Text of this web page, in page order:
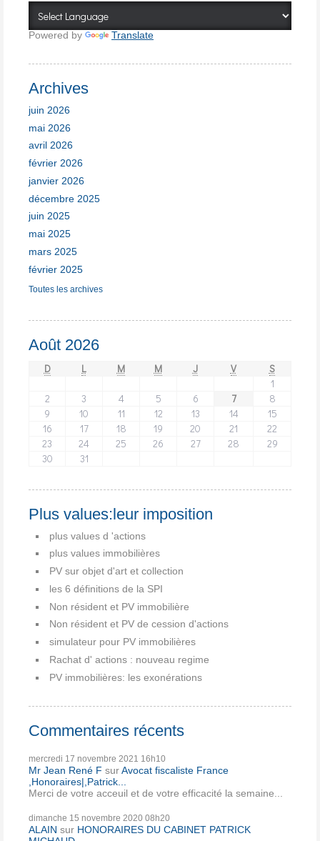
Powered by Translate
Archives
juin 2026
mai 2026
avril 2026
février 2026
janvier 2026
décembre 2025
juin 2025
mai 2025
mars 2025
février 2025
Toutes les archives
Août 2026
D L M M J V
S
1
2
3 4 5 6 7
8
9
10 11 12 13 14
15
16
17 18 19 20 21
22
23
24 25 26 27 28
29
30
31
Plus values:leur imposition
plus values d 'actions
plus values immobilières
PV sur objet d'art et collection
les 6 définitions de la SPI
Non résident et PV immobilière
Non résident et PV de cession d'actions
simulateur pour PV immobilières
Rachat d' actions : nouveau regime
PV immobilières: les exonérations
Commentaires récents
mercredi 17 novembre 2021 16h10
Mr Jean René F surAvocat fiscaliste France
,Honoraires|,Patrick...
Merci de votre acceuil et de votre efficacité la semaine...
dimanche 15 novembre 2020 08h20
ALAIN sur HONORAIRES DU CABINET PATRICK